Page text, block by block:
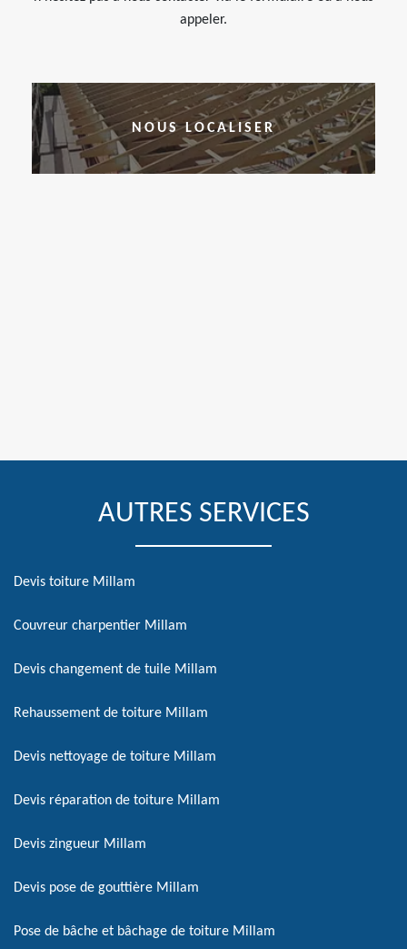
appeler.
NOUS LOCALISER
AUTRES SERVICES
Devis toiture Millam
Couvreur charpentier Millam
Devis changement de tuile Millam
Rehaussement de toiture Millam
Devis nettoyage de toiture Millam
Devis réparation de toiture Millam
Devis zingueur Millam
Devis pose de gouttière Millam
Pose de bâche et bâchage de toiture Millam